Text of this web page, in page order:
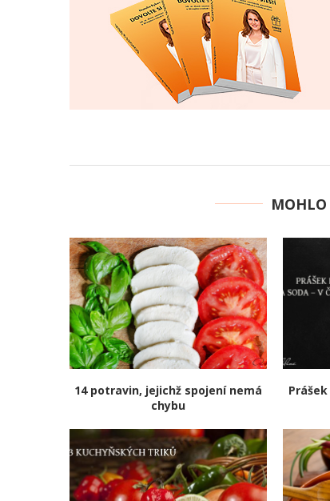
14 potravin, jejichž spojení nemá
chybu